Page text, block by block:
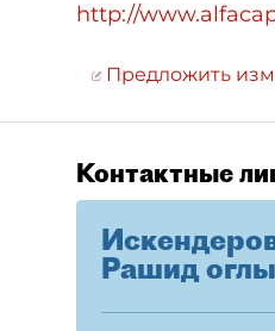
http://
Предложить
Контактные
Рашид оглы